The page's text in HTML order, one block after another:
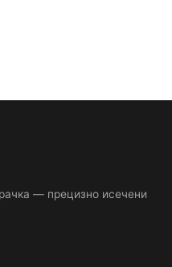
— прецизно исечени